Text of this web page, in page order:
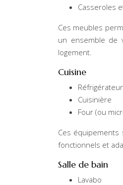
Casseroles
Ces meubles
un ensemble de
logement.
Cuisine
Réfrigérateur
Cuisinière
Four (ou
Ces
fonctionnels et
Salle de bain
Lavabo